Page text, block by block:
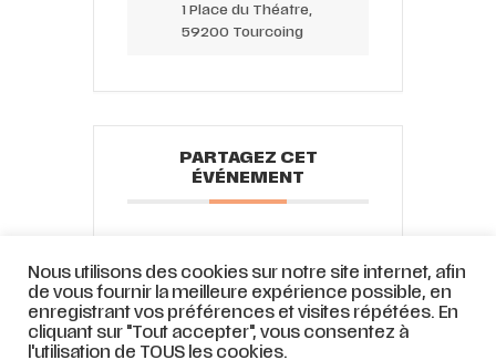
1 Place du Théatre,
59200 Tourcoing
PARTAGEZ CET
ÉVÉNEMENT
Nous utilisons des cookies sur notre site internet, afin
de vous fournir la meilleure expérience possible, en
enregistrant vos préférences et visites répétées. En
cliquant sur "Tout accepter", vous consentez à
l'utilisation de TOUS les cookies.